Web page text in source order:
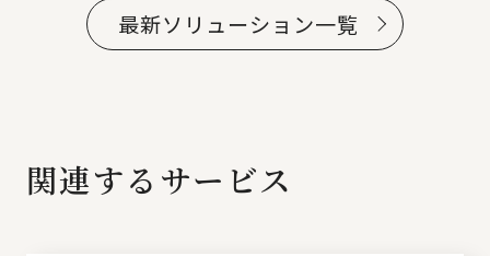
最新ソリューション一覧
関連するサービス